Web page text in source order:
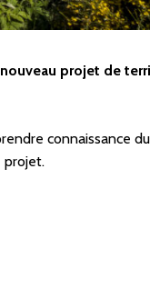
projet de
connaissance
projet.